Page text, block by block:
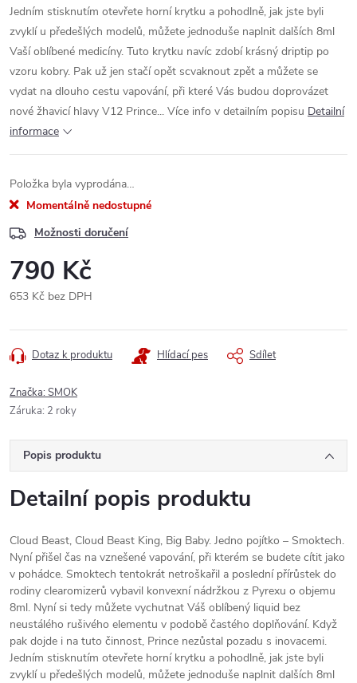
Jedním stisknutím otevřete horní krytku a pohodlně, jak jste byli
zvyklí u předešlých modelů, můžete jednoduše naplnit dalších 8ml
Vaší oblíbené medicíny. Tuto krytku navíc zdobí krásný driptip po
vzoru kobry. Pak už jen stačí opět scvaknout zpět a můžete se
vydat na dlouho cestu vapování, při které Vás budou doprovázet
nové žhavicí hlavy V12 Prince... Více info v detailním popisu Detailní
informace
Položka byla vyprodána…
Momentálně nedostupné
Možnosti doručení
790 Kč
653 Kč bez DPH
cena:
Dotaz k produktu Hlídací pes Sdílet
Značka:SMOK
Záruka: 2 roky
Popis produktu
Detailní popis produktu
Cloud Beast, Cloud Beast King, Big Baby. Jedno pojítko – Smoktech.
Nyní přišel čas na vznešené vapování, při kterém se budete cítit jako
v pohádce. Smoktech tentokrát netroškařil a poslední přírůstek do
rodiny clearomizerů vybavil konvexní nádržkou z Pyrexu o objemu
8ml. Nyní si tedy můžete vychutnat Váš oblíbený liquid bez
neustálého rušivého elementu v podobě častého doplňování. Když
pak dojde i na tuto činnost, Prince nezůstal pozadu s inovacemi.
Jedním stisknutím otevřete horní krytku a pohodlně, jak jste byli
zvyklí u předešlých modelů, můžete jednoduše naplnit dalších 8ml